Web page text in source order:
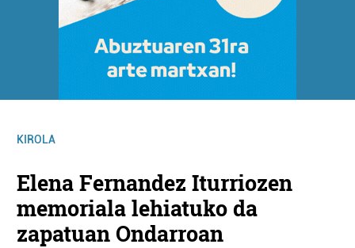
KIROLA
Elena Fernandez Iturriozen
memoriala lehiatuko da
zapatuan Ondarroan